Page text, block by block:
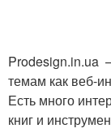
Prodesign.in.ua
темам как веб-
Есть много
книг и